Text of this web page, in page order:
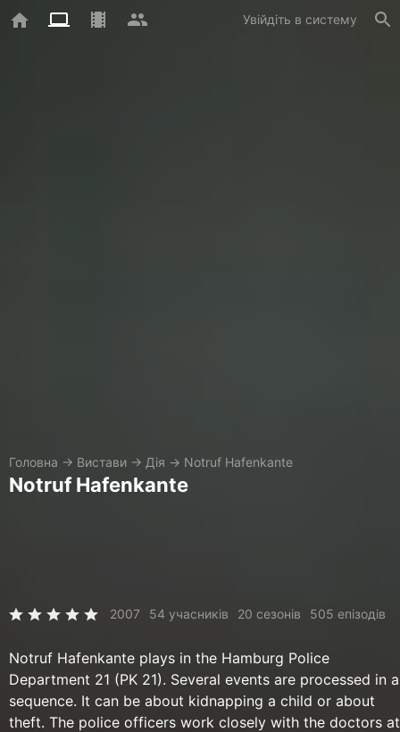
Увійдіть в систему
Головна → Вистави → Дія → Notruf Hafenkante
Notruf Hafenkante
2007 54 учасників 20 сезонів 505 епізодів
Notruf Hafenkante plays in the Hamburg Police
Department 21 (PK 21). Several events are processed in a
sequence. It can be about kidnapping a child or about
theft. The police officers work closely with the doctors at